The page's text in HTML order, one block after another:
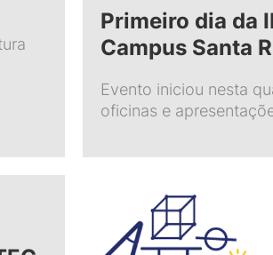
Primeiro dia da
Campus Santa
Evento iniciou nesta
oficinas e